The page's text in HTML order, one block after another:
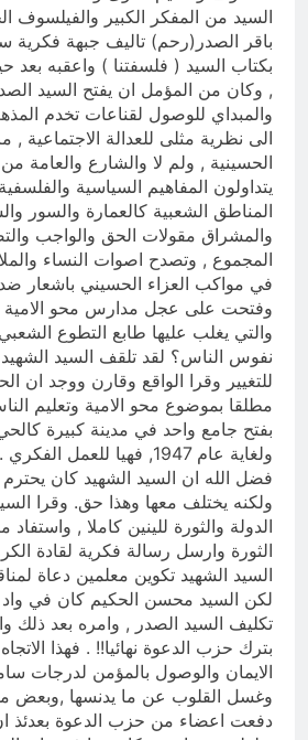
السيد من المفكر الكبير والفيلسوف
باقر الصدر(رحم) تاليف جبهة
بكتاب السيد ( فلسفتنا ) واعقبه بعد
, وكان من المؤمل ان يفتح السيد
والمبداي للوصول لقناعات تخدم
الى نظرية مثلى للعدالة الاجتماعية ,
الحسينية , ولم لا والشارع والعامة
يتداولون المفاهيم السياسية
المناطق الشعبية كالعمارة والسور
والمشراق مقولات الحق والواجب
المجموع , وتصدح اصوات النساء
في مواكب العزاء الحسيني باشعار ضد
وفتحت على عجل مدارس محو الامية
والتي يغلب عليها طابع التطوع
نفوس الناس؟ لقد تلقف السيد الشهيد
للتغيير وقرا الواقع وقارن ووجد ان
مطلقا بموضوع محو الامية وتعليم
بفتح جامع واحد في مدينة كبيرة
ولغاية عام 1947, فهيا للعمل
فضل الله ان السيد الشهيد كان
ولكنه يختلف معها وهذا حق. وقرا
الدولة والثورة للينين كاملا ,
الثورة وارسل رسالة فكرية لقادة
السيد الشهيد تكوين معلمين دعاة
لكن السيد محسن الحكيم كان في واد
تكليف السيد الصدر , وامره بعد ذلك
بترك حزب الدعوة نهائيا!! . فهذا
الايمان والوصول بالمؤمن لدرجات
وغسل القلوب عن ما يدنسها ,وبعض
دفعت اعضاء من حزب الدعوة بعدئذ